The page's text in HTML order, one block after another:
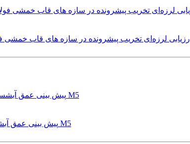
ارزیابی لرزه‌ای تخریب پیشرونده در سازه های قاب خمشی
پیش بینی عمق آبشستگی پایه پل با استفاده از مدل درختی قواعد M5